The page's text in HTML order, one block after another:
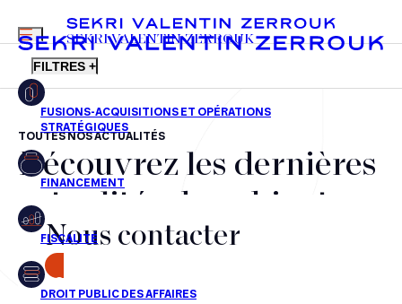
FR EN
MENU
SEKRI VALENTIN ZERROUK
FILTRES +
Fusions-acquisitions et opérations stratégiques
Financement
Fiscalité
Droit public des affaires
TOUTES NOS ACTUALITÉS
Découvrez les dernières
actualités du cabinet,
nos récompenses et nos
transactions, jour après
Nous contacter